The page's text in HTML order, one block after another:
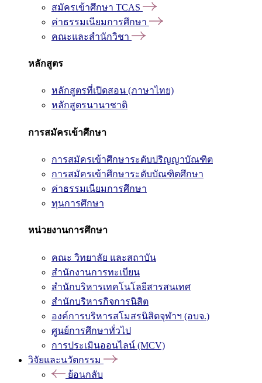
สมัครเข้าศึกษา TCAS
ค่าธรรมเนียมการศึกษา
คณะและสำนักวิชา
หลักสูตร
หลักสูตรที่เปิดสอน (ภาษาไทย)
หลักสูตรนานาชาติ
การสมัครเข้าศึกษา
การสมัครเข้าศึกษาระดับปริญญาบัณฑิต
การสมัครเข้าศึกษาระดับบัณฑิตศึกษา
ค่าธรรมเนียมการศึกษา
ทุนการศึกษา
หน่วยงานการศึกษา
คณะ วิทยาลัย และสถาบัน
สำนักงานการทะเบียน
สำนักบริหารเทคโนโลยีสารสนเทศ
สำนักบริหารกิจการนิสิต
องค์การบริหารสโมสรนิสิตจุฬาฯ (อบจ.)
ศูนย์การศึกษาทั่วไป
การประเมินออนไลน์ (MCV)
วิจัยและนวัตกรรม
ย้อนกลับ